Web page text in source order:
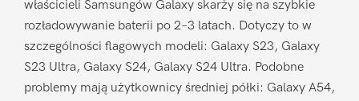
właścicieli Samsungów Galaxy skarży się na szybkie
rozładowywanie baterii po 2–3 latach. Dotyczy to w
szczególności flagowych modeli: Galaxy S23, Galaxy
S23 Ultra, Galaxy S24, Galaxy S24 Ultra. Podobne
problemy mają użytkownicy średniej półki: Galaxy A54,